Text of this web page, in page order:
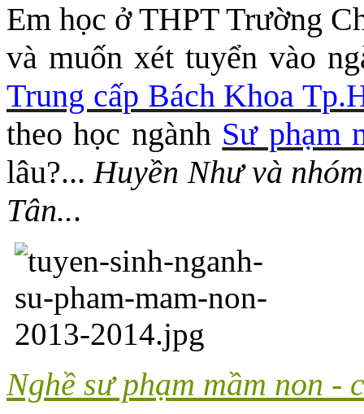
Em học ở THPT Trường
và muốn xét tuyển vào
Trung cấp Bách Khoa
theo học ngành Sư phạm
lâu?... Huyền Như và
Tân...
Nghề sư phạm mầm non -